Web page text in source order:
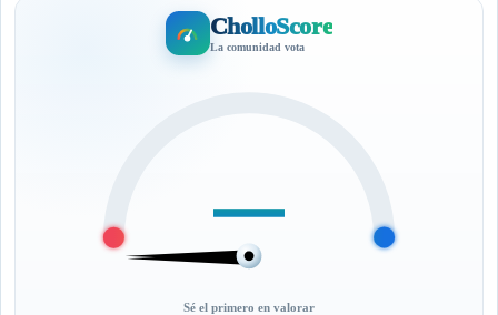
CholloScore
La comunidad vota
—
Sé el primero en valorar